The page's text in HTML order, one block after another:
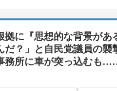
拠に『思想的な背景が
だ？」と自民党議員の襲
務所に車が突っ込むも